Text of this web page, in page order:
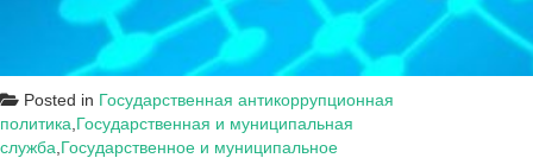
Posted in Государственная антикоррупционная
политика Государственная и муниципальная
служба Государственное и муниципальное